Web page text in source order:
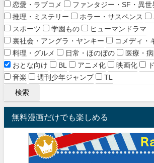
恋愛・ラブコメ
ファンタジー・SF・異世
推理・ミステリー
ホラー・サスペンス
スポーツ
学園もの
ヒューマンドラマ
裏社会・アングラ・ヤンキー
コメディ・
料理・グルメ
日常・ほのぼの 医療・
おとな向け
BL アニメ化 映画化
音楽
週刊少年ジャンプ TL
無料漫画だけでも楽しめる